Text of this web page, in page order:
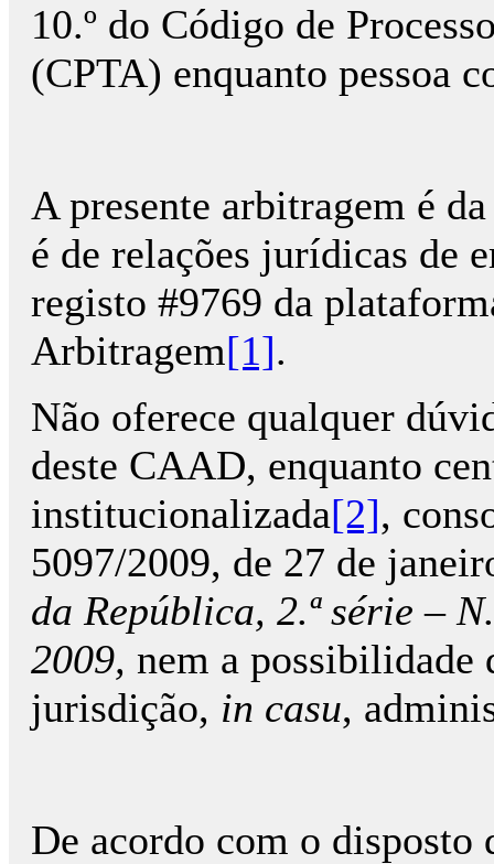
10.º do Código de
(CPTA) enquanto pessoa
A presente arbitragem é
é de relações jurídicas de
registo #9769 da
Arbitragem[1].
Não oferece qualquer
deste CAAD, enquanto
institucionalizada[2],
5097/2009, de 27 de
da República, 2.ª série –
2009, nem a possibilidade
jurisdição, in casu,
De acordo com o disposto